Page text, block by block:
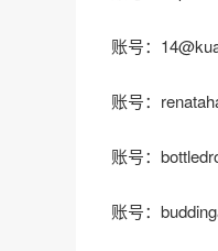
账号：
账号：
账号：
账号：